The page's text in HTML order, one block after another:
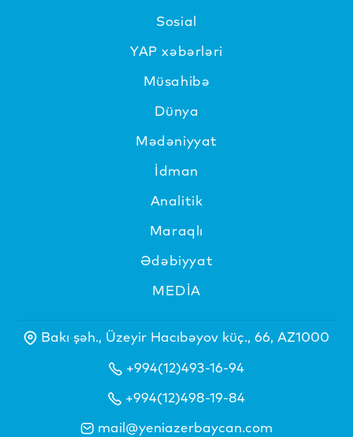
Sosial
YAP xəbərləri
Müsahibə
Dünya
Mədəniyyat
İdman
Analitik
Maraqlı
Ədəbiyyat
MEDİA
Bakı şəh., Üzeyir Hacıbəyov küç., 66, AZ1000
+994(12)493-16-94
+994(12)498-19-84
mail@yeniazerbaycan.com